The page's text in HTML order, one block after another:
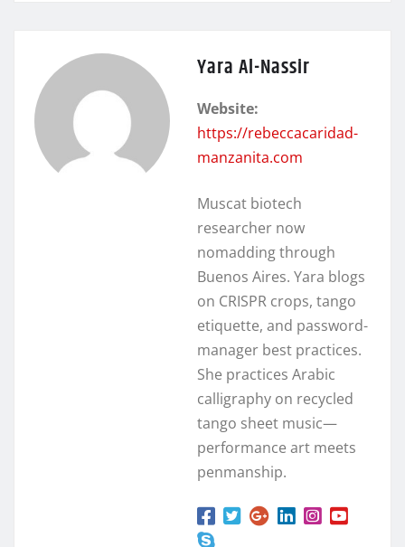
Yara Al-Nassir
Website:
https://rebeccacaridad-
manzanita.com
Muscat biotech
researcher now
nomadding through
Buenos Aires. Yara blogs
on CRISPR crops, tango
etiquette, and password-
manager best practices.
She practices Arabic
calligraphy on recycled
tango sheet music—
performance art meets
penmanship.